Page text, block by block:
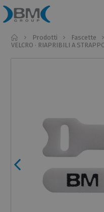
Home
Prodotti Fascette
VELCRO · RIAPRIBILI A